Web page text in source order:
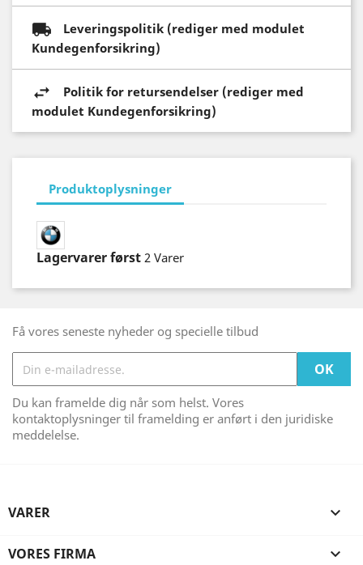
Leveringspolitik (rediger med modulet
Kundegenforsikring)
Politik for retursendelser (rediger med
modulet Kundegenforsikring)
Produktoplysninger
Lagervarer først 2 Varer
Få vores seneste nyheder og specielle tilbud
Du kan framelde dig når som helst. Vores
kontaktoplysninger til framelding er anført i den juridiske
meddelelse.
VARER 
VORES FIRMA 